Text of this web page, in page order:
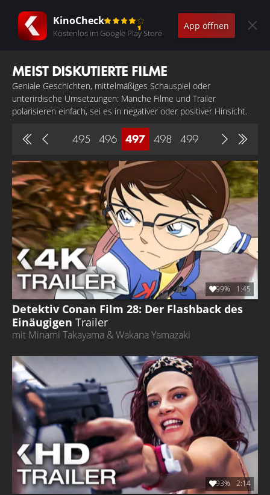
KinoCheck
Kostenlos im Google Play Store
App öffnen
MEIST DISKUTIERTE FILME
Geniale Geschichten, mittelmäßiges Schauspiel oder
unterirdische Umsetzungen: Manche Filme und Trailer
polarisieren einfach, sei es in negativer oder positiver Hinsicht.
495 496 497 498 499
Detektiv Conan Film 28: Der Flashback des
Einäugigen Trailer
mit Minami Takayama & Wakana Yamazaki
99% 1:45
93% 2:14